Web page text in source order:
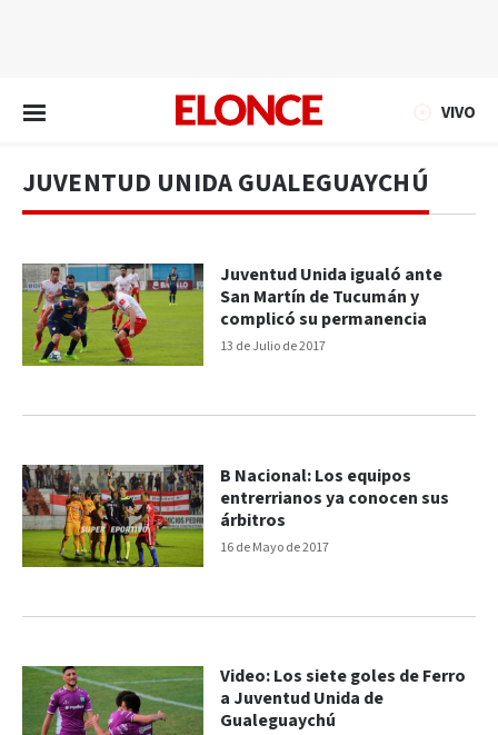
VIVO
JUVENTUD UNIDA GUALEGUAYCHÚ
13 de Julio de 2017
Juventud Unida igualó ante
San Martín de Tucumán y
complicó su permanencia
16 de Mayo de 2017
B Nacional: Los equipos
entrerrianos ya conocen sus
árbitros
Video: Los siete goles de Ferro
a Juventud Unida de
Gualeguaychú